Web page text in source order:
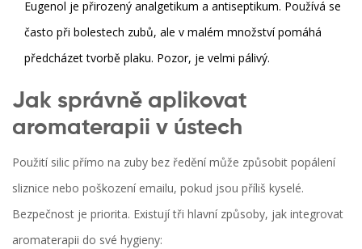
Eugenol je přirozený analgetikum a antiseptikum. Používá se
často při bolestech zubů, ale v malém množství pomáhá
předcházet tvorbě plaku. Pozor, je velmi pálivý.
Jak správně aplikovat
aromaterapii v ústech
Použití silic přímo na zuby bez ředění může způsobit popálení
sliznice nebo poškození emailu, pokud jsou příliš kyselé.
Bezpečnost je priorita. Existují tři hlavní způsoby, jak integrovat
aromaterapii do své hygieny: